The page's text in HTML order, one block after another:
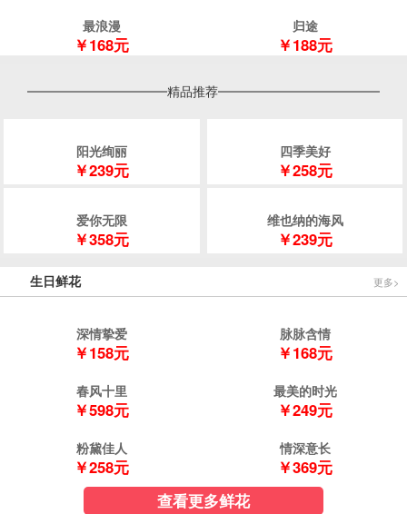
最浪漫
￥168元
归途
￥188元
精品推荐
阳光绚丽
￥239元
四季美好
￥258元
爱你无限
￥358元
维也纳的海风
￥239元
生日鲜花 更多>
深情挚爱
￥158元
脉脉含情
￥168元
春风十里
￥598元
最美的时光
￥249元
粉黛佳人
￥258元
情深意长
￥369元
查看更多鲜花